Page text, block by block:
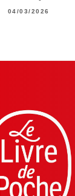
04/03/2026